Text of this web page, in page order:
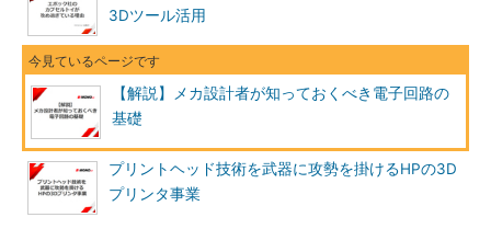
3Dツール活用
【解説】メカ設計者が知っておくべき電子回路の
基礎
プリントヘッド技術を武器に攻勢を掛けるHPの3D
プリンタ事業